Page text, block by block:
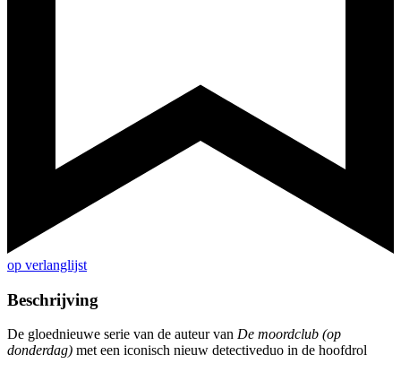
op verlanglijst
Beschrijving
De gloednieuwe serie van de auteur van De moordclub (op
donderdag) met een iconisch nieuw detectiveduo in de hoofdrol